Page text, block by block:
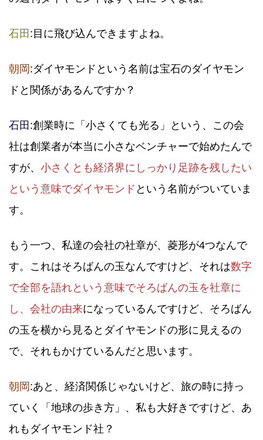
石田 :目に飛び込んできますよね。
朝岡 :ダイヤモンドという名前は宝石のダイヤモン
ドと関係があるんですか？
石田 :創業時に「小さくても光る」という、この会
社は創業者が本当に小さなベンチャーで始めたんで
すが、 小さくとも経済界にしっかり足跡を残したい
という意味でダイヤモンド という名前がついていま
す。
もう一つ、私達の会社の社章が、菱形が4つなんで
す。これはそろばんの玉なんですけど、それは数字
で全部を語れという意味でそろばんの玉を社章に
し、会社の由来になっているんですけど、そろばん
の玉を横から見るとダイヤモンドの形に見えるの
で、それもかけているんだと思います。
朝岡 :あと、経済関係じゃないけど、旅の時に持っ
ていく「地球の歩き方」、私も大好きですけど、あ
れもダイヤモンド社？